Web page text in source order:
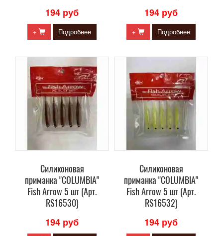
194 руб
+ Подробнее
194 руб
+ Подробнее
Силиконовая
приманка "COLUMBIA"
Fish Arrow 5 шт (Арт.
RS16530)
194 руб
Силиконовая
приманка "COLUMBIA"
Fish Arrow 5 шт (Арт.
RS16532)
194 руб